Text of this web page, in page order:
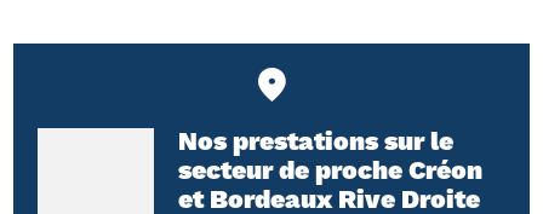
Nos prestations sur le
secteur de proche Créon
et Bordeaux Rive Droite